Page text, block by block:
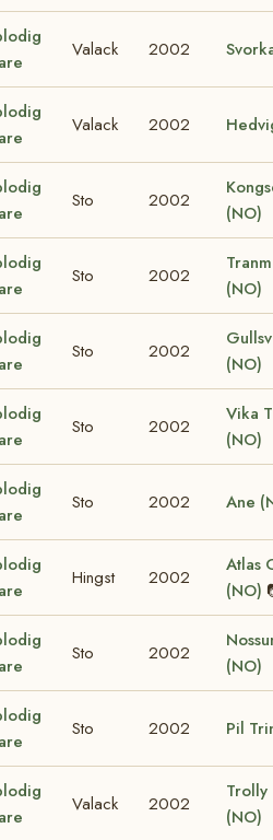
Valack 2002
Valack 2002
Sto 2002
(NO)
Sto 2002
(NO)
Sto 2002
(NO)
Sto 2002
Vika
(NO)
Sto 2002 Ane
Hingst 2002
Atlas
(NO)
Sto 2002
(NO)
Sto 2002 Pil
Valack 2002
Trolly
(NO)